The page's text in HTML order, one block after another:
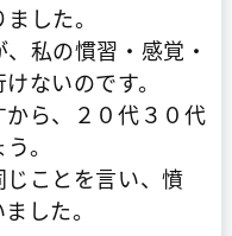
した。
私の慣習・感覚・
ないのです。
から、２０代３０代
。
ことを言い、憤
した。